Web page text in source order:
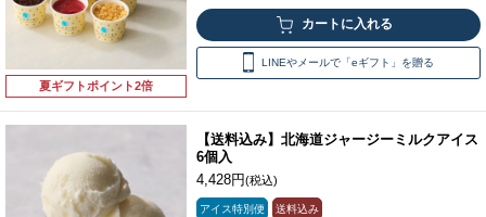
夏ギフトポイント2倍
LINEやメールで「eギフト」を贈る
【送料込み】北海道ジャージーミルクアイス
6個入
4,428円(税込)
アイス特別便 送料込み